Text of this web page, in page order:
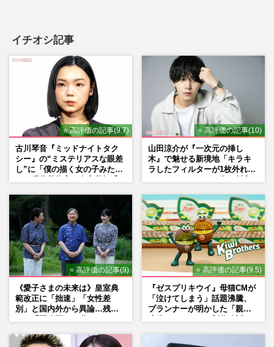
イチオシ記事
⭐ 高評価の記事(9.7)
古川琴音『ミッドナイトタク
シー』の“ミステリアスな眼差
し”に「僕の描く女の子みた
⭐ 高評価の記事(10)
山田涼介が『一次元の挿し
木』で魅せる新境地「キラキ
ラしたフィルターが1枚外れて
⭐ 高評価の記事(9)
《愛子さまの未来は》皇室典
範改正に「拙速」「女性差
別」と国内外から異論…残さ
⭐ 高評価の記事(9.5)
『ゼスプリキウイ』母猫CMが
「泣けてしまう」話題沸騰、
プランナーが明かした「親に